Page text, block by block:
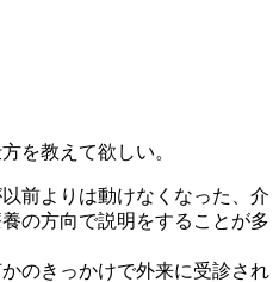
を教えて欲しい。
前よりは動けなくなった、介
の方向で説明をすることが多
のきっかけで外来に受診され